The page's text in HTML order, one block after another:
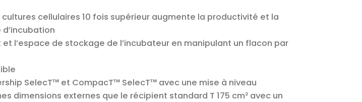
cellulaires 10 fois supérieur augmente la productivité et la
l’espace de stockage de l’incubateur en manipulant un flacon par
SelecT™ et CompacT™ SelecT™ avec une mise à niveau
dimensions externes que le récipient standard T 175 cm² avec un